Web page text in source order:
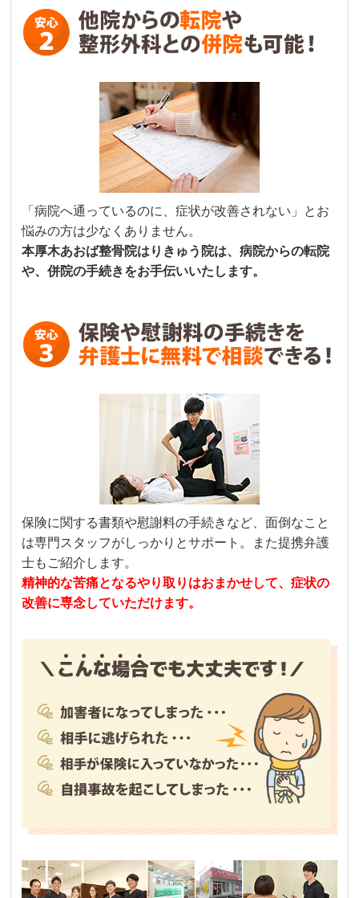
「病院へ通っているのに、症状が改善されない」とお
悩みの方は少なくありません。
本厚木あおば整骨院はりきゅう院は、病院からの転院
や、併院の手続きをお手伝いいたします。
保険に関する書類や慰謝料の手続きなど、面倒なこと
は専門スタッフがしっかりとサポート。また提携弁護
士もご紹介します。
精神的な苦痛となるやり取りはおまかせして、症状の
改善に専念していただけます。